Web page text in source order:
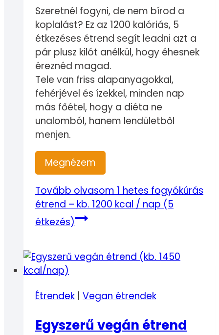
Szeretnél fogyni, de nem bírod a
koplalást? Ez az 1200 kalóriás, 5
étkezéses étrend segít leadni azt a
pár plusz kilót anélkül, hogy éhesnek
éreznéd magad.
Tele van friss alapanyagokkal,
fehérjével és ízekkel, minden nap
más főétel, hogy a diéta ne
unalomból, hanem lendületből
menjen.
Megnézem
Tovább olvasom1 hetes fogyókúrás
étrend – kb. 1200 kcal / nap (5
étkezés)
Étrendek Vegan étrendek
Egyszerű vegán étrend